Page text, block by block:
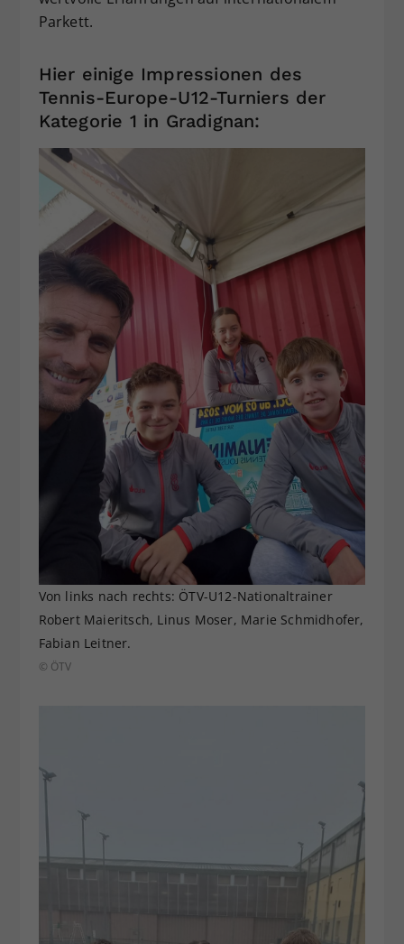
Parkett.
Hier einige Impressionen des
Tennis-Europe-U12-Turniers der
Kategorie 1 in Gradignan:
Von links nach rechts: ÖTV-U12-Nationaltrainer
Robert Maieritsch, Linus Moser, Marie Schmidhofer,
Fabian Leitner.
© ÖTV